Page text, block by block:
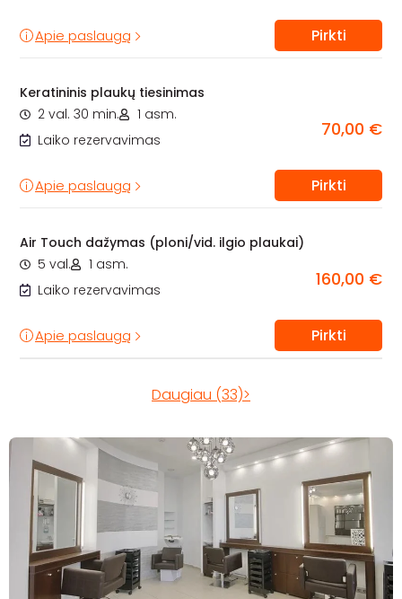
Apie paslaugą Pirkti
Keratininis plaukų tiesinimas
2 val. 30 min.
1 asm.
Laiko rezervavimas
70,00 €
Apie paslaugą Pirkti
Air Touch dažymas (ploni/vid. ilgio plaukai)
5 val.
1 asm.
Laiko rezervavimas
160,00 €
Apie paslaugą Pirkti
Daugiau (33)>